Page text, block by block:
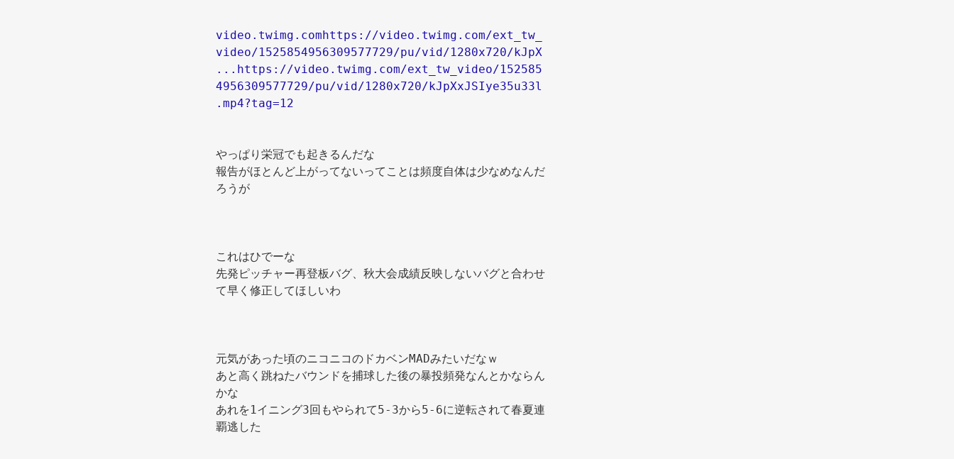
video.twimg.comhttps://video.twimg.com/ext_tw_
video/1525854956309577729/pu/vid/1280x720/kJpX
...https://video.twimg.com/ext_tw_video/152585
4956309577729/pu/vid/1280x720/kJpXxJSIye35u33l
.mp4?tag=12
やっぱり栄冠でも起きるんだな
報告がほとんど上がってないってことは頻度自体は少なめなんだ
ろうが
これはひでーな
先発ピッチャー再登板バグ、秋大会成績反映しないバグと合わせ
て早く修正してほしいわ
元気があった頃のニコニコのドカベンMADみたいだなｗ
あと高く跳ねたバウンドを捕球した後の暴投頻発なんとかならん
かな
あれを1イニング3回もやられて5-3から5-6に逆転されて春夏連
覇逃した